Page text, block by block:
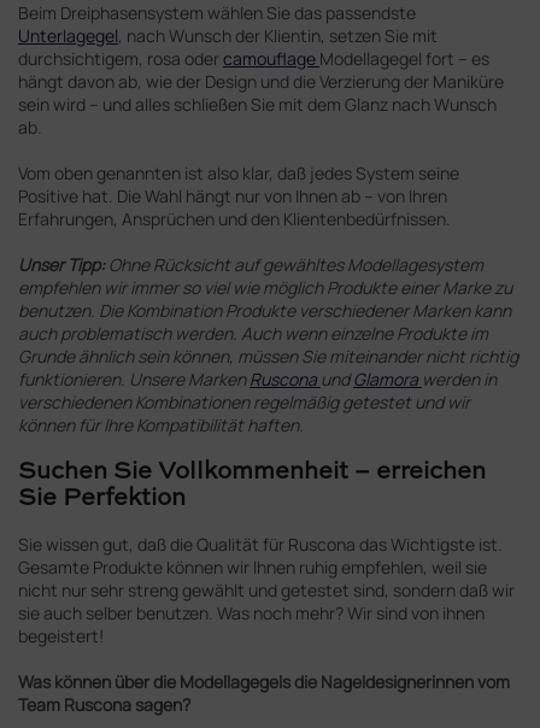
Beim Dreiphasensystem wählen Sie das passendste
Unterlagegel, nach Wunsch der Klientin, setzen Sie mit
durchsichtigem, rosa oder camouflage Modellagegel fort – es
hängt davon ab, wie der Design und die Verzierung der Maniküre
sein wird – und alles schließen Sie mit dem Glanz nach Wunsch
ab.
Vom oben genannten ist also klar, daß jedes System seine
Positive hat. Die Wahl hängt nur von Ihnen ab – von Ihren
Erfahrungen, Ansprüchen und den Klientenbedürfnissen.
Unser Tipp:Ohne Rücksicht auf gewähltes Modellagesystem
empfehlen wir immer so viel wie möglich Produkte einer Marke zu
benutzen. Die Kombination Produkte verschiedener Marken kann
auch problematisch werden. Auch wenn einzelne Produkte im
Grunde ähnlich sein können, müssen Sie miteinander nicht richtig
funktionieren. Unsere MarkenRuscona undGlamora werden in
verschiedenen Kombinationen regelmäßig getestet und wir
können für Ihre Kompatibilität haften.
Suchen Sie Vollkommenheit – erreichen
Sie Perfektion
Sie wissen gut, daß die Qualität für Ruscona das Wichtigste ist.
Gesamte Produkte können wir Ihnen ruhig empfehlen, weil sie
nicht nur sehr streng gewählt und getestet sind, sondern daß wir
sie auch selber benutzen. Was noch mehr? Wir sind von ihnen
begeistert!
Was können über die Modellagegels die Nageldesignerinnen vom
Team Ruscona sagen?